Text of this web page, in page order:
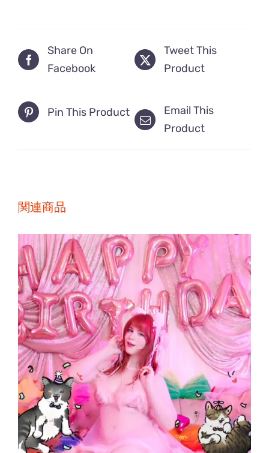
Share On
Facebook
Tweet This
Product
Pin This Product
Email This
Product
関連商品
お買い物カゴに追加
詳細